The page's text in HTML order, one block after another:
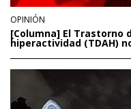
OPINIÓN
[Columna] El Trastorno
hiperactividad (TDAH)